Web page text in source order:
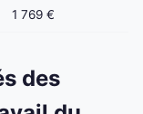
1 769 €
des